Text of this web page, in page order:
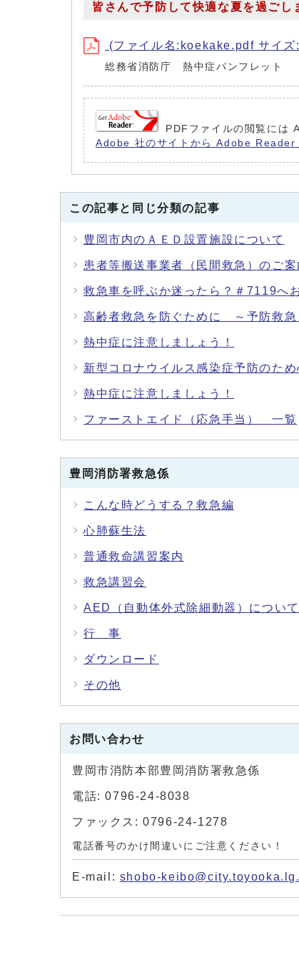
皆さんで予防して快適な夏を過ごし
(ファイル名:koekake.pdf サイ
総務省消防庁 熱中症パンフレット
PDFファイルの閲覧には
Adobe 社のサイトから Adobe Reader
この記事と同じ分類の記事
豊岡市内のＡＥＤ設置施設について
患者等搬送事業者（民間救急）のご案
救急車を呼ぶか迷ったら？＃7119へ
高齢者救急を防ぐために ～予防救急
熱中症に注意しましょう！
新型コロナウイルス感染症予防のた
熱中症に注意しましょう！
ファーストエイド（応急手当） 一覧
豊岡消防署救急係
こんな時どうする？救急編
心肺蘇生法
普通救命講習案内
救急講習会
AED（自動体外式除細動器）について
行 事
ダウンロード
その他
お問い合わせ
豊岡市消防本部豊岡消防署救急係
電話: 0796-24-8038
ファックス: 0796-24-1278
電話番号のかけ間違いにご注意ください！
E-mail: shobo-